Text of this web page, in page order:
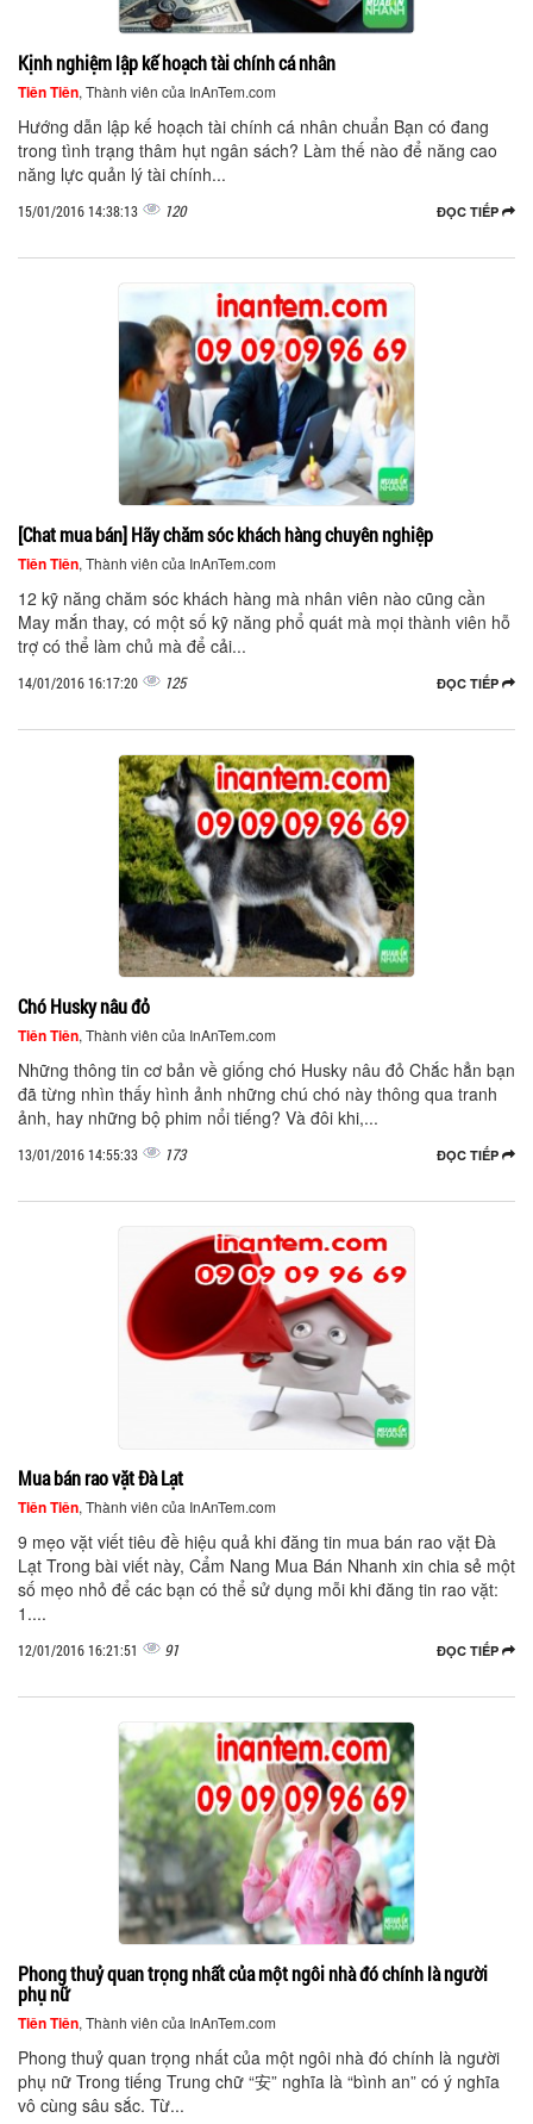
Kịnh nghiệm lập kế hoạch tài chính cá nhân
Tiên Tiên, Thành viên của InAnTem.com
Hướng dẫn lập kế hoạch tài chính cá nhân chuẩn Bạn có đang
trong tình trạng thâm hụt ngân sách? Làm thế nào để năng cao
năng lực quản lý tài chính...
ĐỌC TIẾP
15/01/2016 14:38:13 120
[Chat mua bán] Hãy chăm sóc khách hàng chuyên nghiệp
Tiên Tiên, Thành viên của InAnTem.com
12 kỹ năng chăm sóc khách hàng mà nhân viên nào cũng cần
May mắn thay, có một số kỹ năng phổ quát mà mọi thành viên hỗ
trợ có thể làm chủ mà để cải...
ĐỌC TIẾP
14/01/2016 16:17:20 125
Chó Husky nâu đỏ
Tiên Tiên, Thành viên của InAnTem.com
Những thông tin cơ bản về giống chó Husky nâu đỏ Chắc hẳn bạn
đã từng nhìn thấy hình ảnh những chú chó này thông qua tranh
ảnh, hay những bộ phim nổi tiếng? Và đôi khi,...
ĐỌC TIẾP
13/01/2016 14:55:33 173
Mua bán rao vặt Đà Lạt
Tiên Tiên, Thành viên của InAnTem.com
9 mẹo vặt viết tiêu đề hiệu quả khi đăng tin mua bán rao vặt Đà
Lạt Trong bài viết này, Cẩm Nang Mua Bán Nhanh xin chia sẻ một
số mẹo nhỏ để các bạn có thể sử dụng mỗi khi đăng tin rao vặt:
1....
ĐỌC TIẾP
12/01/2016 16:21:51 91
Phong thuỷ quan trọng nhất của một ngôi nhà đó chính là người
phụ nữ
Tiên Tiên, Thành viên của InAnTem.com
Phong thuỷ quan trọng nhất của một ngôi nhà đó chính là người
phụ nữ Trong tiếng Trung chữ “安” nghĩa là “bình an” có ý nghĩa
vô cùng sâu sắc. Từ...